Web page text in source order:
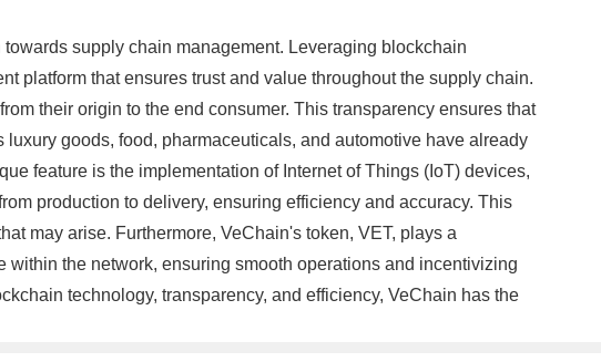
supply chain management. Leveraging blockchain
platform that ensures trust and value throughout the supply chain.
their origin to the end consumer. This transparency ensures that
goods, food, pharmaceuticals, and automotive have already
feature is the implementation of Internet of Things (IoT) devices,
production to delivery, ensuring efficiency and accuracy. This
may arise. Furthermore, VeChain's token, VET, plays a
the network, ensuring smooth operations and incentivizing
technology, transparency, and efficiency, VeChain has the